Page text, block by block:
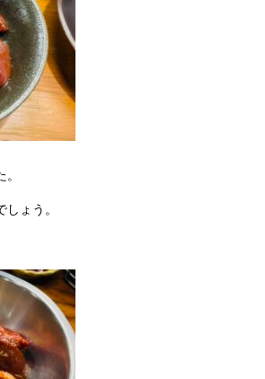
ょう。